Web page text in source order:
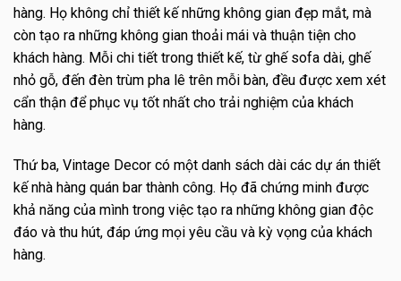
hàng. Họ không chỉ thiết kế những không gian đẹp mắt, mà
còn tạo ra những không gian thoải mái và thuận tiện cho
khách hàng. Mỗi chi tiết trong thiết kế, từ ghế sofa dài, ghế
nhỏ gỗ, đến đèn trùm pha lê trên mỗi bàn, đều được xem xét
cẩn thận để phục vụ tốt nhất cho trải nghiệm của khách
hàng.
Thứ ba, Vintage Decor có một danh sách dài các dự án thiết
kế nhà hàng quán bar thành công. Họ đã chứng minh được
khả năng của mình trong việc tạo ra những không gian độc
đáo và thu hút, đáp ứng mọi yêu cầu và kỳ vọng của khách
hàng.